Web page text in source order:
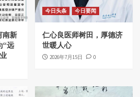
南新
“远
今日头条 今日要闻
仁心良医师树田，厚德济
世暖人心
2026年7月15日 0